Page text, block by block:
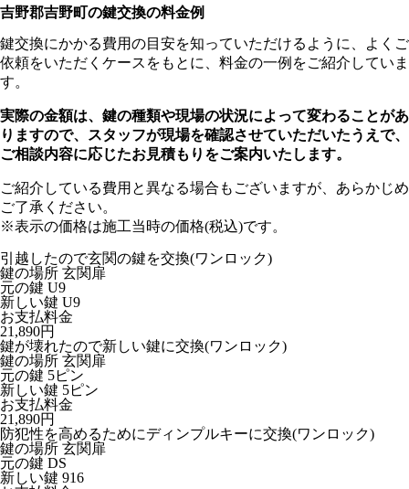
吉野郡吉野町の鍵交換の料金例
鍵交換にかかる費用の目安を知っていただけるように、よくご
依頼をいただくケースをもとに、料金の一例をご紹介していま
す。
実際の金額は、鍵の種類や現場の状況によって変わることがあ
りますので、スタッフが現場を確認させていただいたうえで、
ご相談内容に応じたお見積もりをご案内いたします。
ご紹介している費用と異なる場合もございますが、あらかじめ
ご了承ください。
※表示の価格は施工当時の価格(税込)です。
引越したので玄関の鍵を交換(ワンロック)
鍵の場所 玄関扉
元の鍵 U9
新しい鍵 U9
お支払料金
21,890円
鍵が壊れたので新しい鍵に交換(ワンロック)
鍵の場所 玄関扉
元の鍵 5ピン
新しい鍵 5ピン
お支払料金
21,890円
防犯性を高めるためにディンプルキーに交換(ワンロック)
鍵の場所 玄関扉
元の鍵 DS
新しい鍵 916